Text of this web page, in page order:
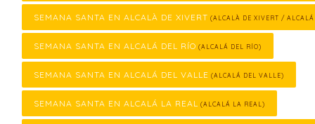
SEMANA SANTA EN ALCALÀ DE XIVERT (ALCALÀ DE XIVERT /
SEMANA SANTA EN ALCALÁ DEL RÍO (ALCALÁ DEL RÍO)
SEMANA SANTA EN ALCALÁ DEL VALLE (ALCALÁ DEL VALLE)
SEMANA SANTA EN ALCALÁ LA REAL (ALCALÁ LA REAL)